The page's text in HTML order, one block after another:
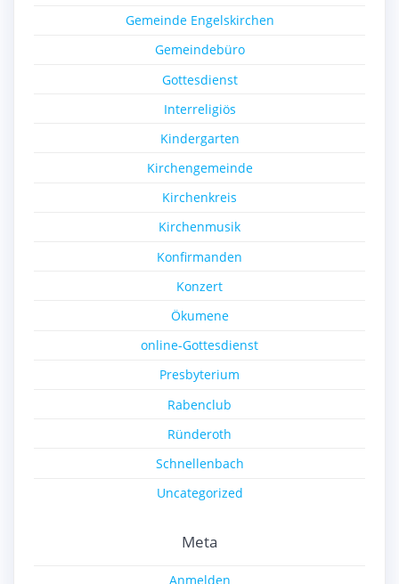
Gemeinde Engelskirchen
Gemeindebüro
Gottesdienst
Interreligiös
Kindergarten
Kirchengemeinde
Kirchenkreis
Kirchenmusik
Konfirmanden
Konzert
Ökumene
online-Gottesdienst
Presbyterium
Rabenclub
Ründeroth
Schnellenbach
Uncategorized
Meta
Anmelden